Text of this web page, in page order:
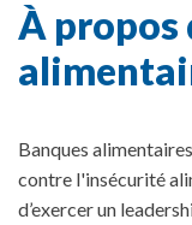
À propos
Banques
contre l'insécurité
d’exercer un